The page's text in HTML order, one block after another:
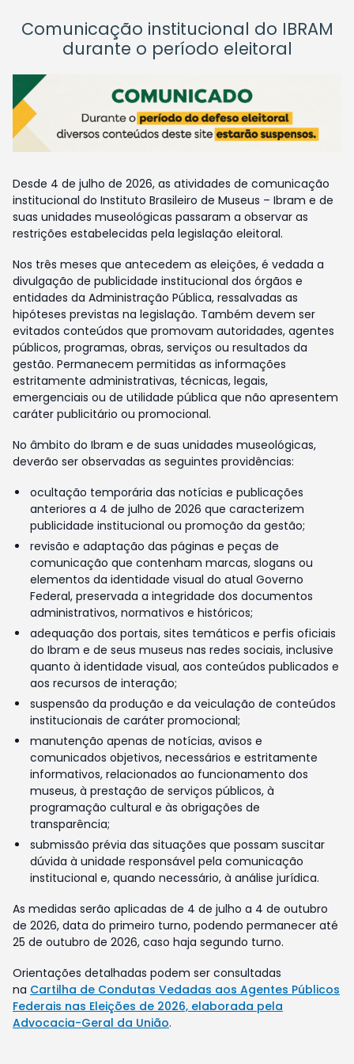
Comunicação institucional do IBRAM
durante o período eleitoral
Desde 4 de julho de 2026, as atividades de comunicação
institucional do Instituto Brasileiro de Museus – Ibram e de
suas unidades museológicas passaram a observar as
restrições estabelecidas pela legislação eleitoral.
Nos três meses que antecedem as eleições, é vedada a
divulgação de publicidade institucional dos órgãos e
entidades da Administração Pública, ressalvadas as
hipóteses previstas na legislação. Também devem ser
evitados conteúdos que promovam autoridades, agentes
públicos, programas, obras, serviços ou resultados da
gestão. Permanecem permitidas as informações
estritamente administrativas, técnicas, legais,
emergenciais ou de utilidade pública que não apresentem
caráter publicitário ou promocional.
No âmbito do Ibram e de suas unidades museológicas,
deverão ser observadas as seguintes providências:
ocultação temporária das notícias e publicações
anteriores a 4 de julho de 2026 que caracterizem
publicidade institucional ou promoção da gestão;
revisão e adaptação das páginas e peças de
comunicação que contenham marcas, slogans ou
elementos da identidade visual do atual Governo
Federal, preservada a integridade dos documentos
administrativos, normativos e históricos;
adequação dos portais, sites temáticos e perfis oficiais
do Ibram e de seus museus nas redes sociais, inclusive
quanto à identidade visual, aos conteúdos publicados e
aos recursos de interação;
suspensão da produção e da veiculação de conteúdos
institucionais de caráter promocional;
manutenção apenas de notícias, avisos e
comunicados objetivos, necessários e estritamente
informativos, relacionados ao funcionamento dos
museus, à prestação de serviços públicos, à
programação cultural e às obrigações de
transparência;
submissão prévia das situações que possam suscitar
dúvida à unidade responsável pela comunicação
institucional e, quando necessário, à análise jurídica.
As medidas serão aplicadas de 4 de julho a 4 de outubro
de 2026, data do primeiro turno, podendo permanecer até
25 de outubro de 2026, caso haja segundo turno.
Orientações detalhadas podem ser consultadas
na Cartilha de Condutas Vedadas aos Agentes Públicos
Federais nas Eleições de 2026, elaborada pela
Advocacia-Geral da União.